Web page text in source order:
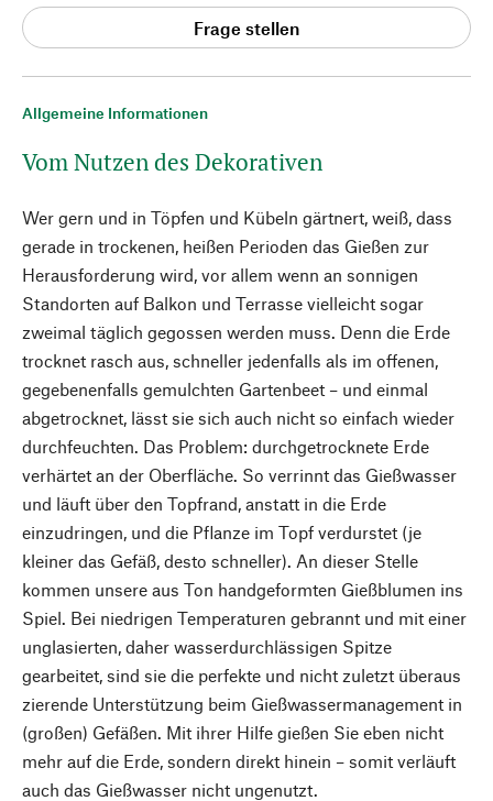
Allgemeine Informationen
Vom Nutzen des Dekorativen
Wer gern und in Töpfen und Kübeln gärtnert, weiß, dass
gerade in trockenen, heißen Perioden das Gießen zur
Herausforderung wird, vor allem wenn an sonnigen
Standorten auf Balkon und Terrasse vielleicht sogar
zweimal täglich gegossen werden muss. Denn die Erde
trocknet rasch aus, schneller jedenfalls als im offenen,
gegebenenfalls gemulchten Gartenbeet – und einmal
abgetrocknet, lässt sie sich auch nicht so einfach wieder
durchfeuchten. Das Problem: durchgetrocknete Erde
verhärtet an der Oberfläche. So verrinnt das Gießwasser
und läuft über den Topfrand, anstatt in die Erde
einzudringen, und die Pflanze im Topf verdurstet (je
kleiner das Gefäß, desto schneller). An dieser Stelle
kommen unsere aus Ton handgeformten Gießblumen ins
Spiel. Bei niedrigen Temperaturen gebrannt und mit einer
unglasierten, daher wasserdurchlässigen Spitze
gearbeitet, sind sie die perfekte und nicht zuletzt überaus
zierende Unterstützung beim Gießwassermanagement in
(großen) Gefäßen. Mit ihrer Hilfe gießen Sie eben nicht
mehr auf die Erde, sondern direkt hinein – somit verläuft
auch das Gießwasser nicht ungenutzt.
Frage stellen